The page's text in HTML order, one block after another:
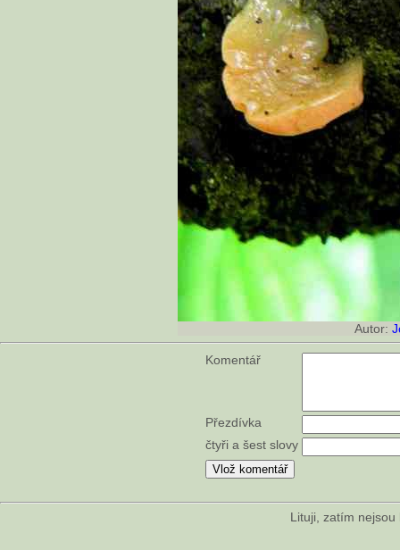
Autor:
Komentář
Přezdívka
čtyři a šest slovy
Lituji, zatím